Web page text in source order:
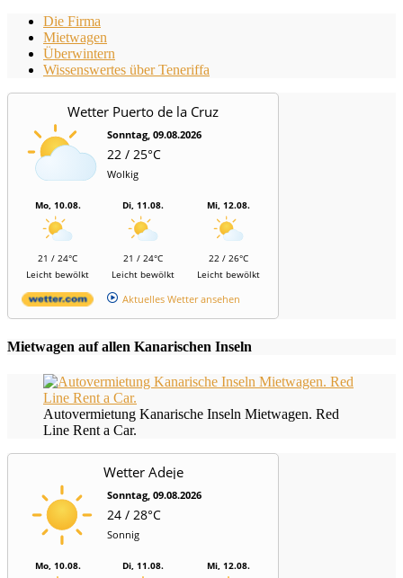
Die Firma
Mietwagen
Überwintern
Wissenswertes über Teneriffa
Wetter Puerto de la Cruz
Sonntag, 09.08.2026
22 / 25°C
Wolkig
Mo, 10.08.
21 / 24°C
Leicht bewölkt
Di, 11.08.
21 / 24°C
Leicht bewölkt
Mi, 12.08.
22 / 26°C
Leicht bewölkt
Aktuelles Wetter ansehen
Mietwagen auf allen Kanarischen Inseln
Autovermietung Kanarische Inseln Mietwagen. Red
Line Rent a Car.
Wetter Adeje
Sonntag, 09.08.2026
24 / 28°C
Sonnig
Mo, 10.08. Di, 11.08. Mi, 12.08.